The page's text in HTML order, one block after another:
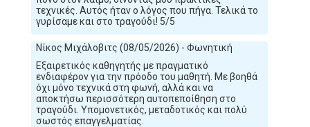
τεχνικές. Αυτός ήταν ο λόγος που πήγα. Τελικά το
γυρίσαμε και στο τραγούδι! 5/5
Νίκος Μιχάλοβιτς (08/05/2026) - Φωνητική
Εξαιρετικός καθηγητής με πραγματικό
ενδιαφέρον για την πρόοδο του μαθητή. Με βοηθά
όχι μόνο τεχνικά στη φωνή, αλλά και να
αποκτήσω περισσότερη αυτοπεποίθηση στο
τραγούδι. Υπομονετικός, μεταδοτικός και πολύ
σωστός επαγγελματίας.